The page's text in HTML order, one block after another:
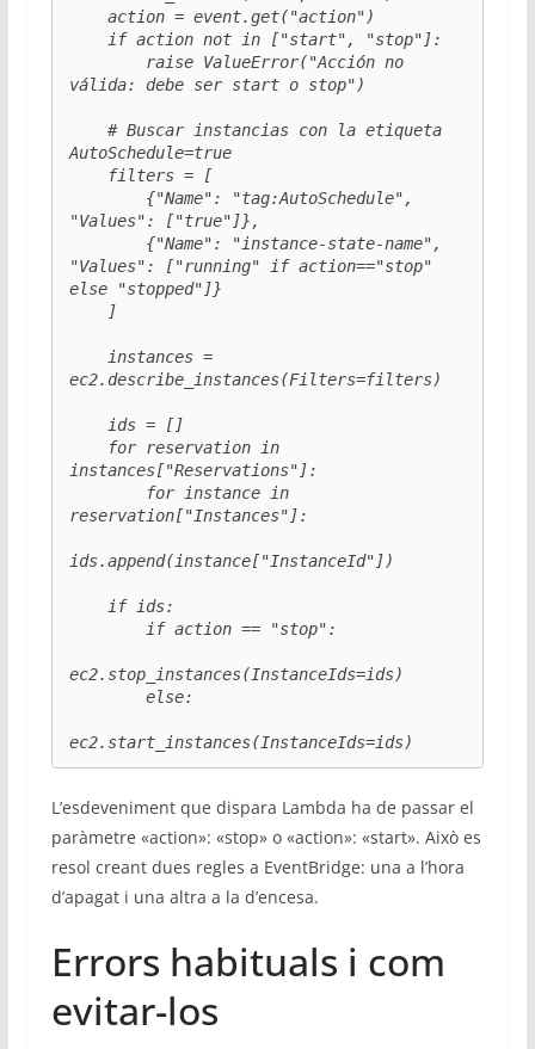
action = event.get("action")
if action not in ["start", "stop"]:
raise ValueError("Acción no
válida: debe ser start o stop")
# Buscar instancias con la etiqueta
AutoSchedule=true
filters = [
{"Name": "tag:AutoSchedule",
"Values": ["true"]},
{"Name": "instance-state-name",
"Values": ["running" if action=="stop"
else "stopped"]}
]
instances =
ec2.describe_instances(Filters=filters)
ids = []
for reservation in
instances["Reservations"]:
for instance in
reservation["Instances"]:
ids.append(instance["InstanceId"])
if ids:
if action == "stop":
ec2.stop_instances(InstanceIds=ids)
else:
ec2.start_instances(InstanceIds=ids)
L’esdeveniment que dispara Lambda ha de passar el
paràmetre «action»: «stop» o «action»: «start». Això es
resol creant dues regles a EventBridge: una a l’hora
d’apagat i una altra a la d’encesa.
Errors habituals i com
evitar-los